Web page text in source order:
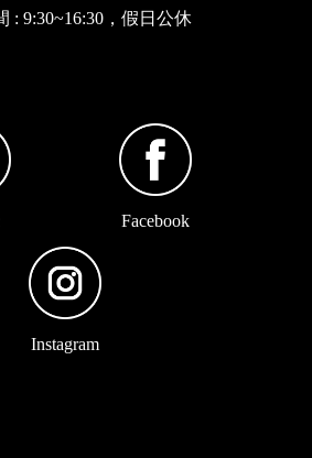
: 9:30~16:30，假日公休
Facebook
Instagram